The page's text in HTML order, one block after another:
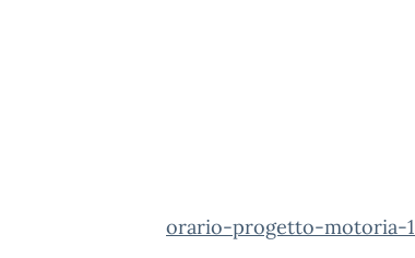
orario-progetto-motoria-1